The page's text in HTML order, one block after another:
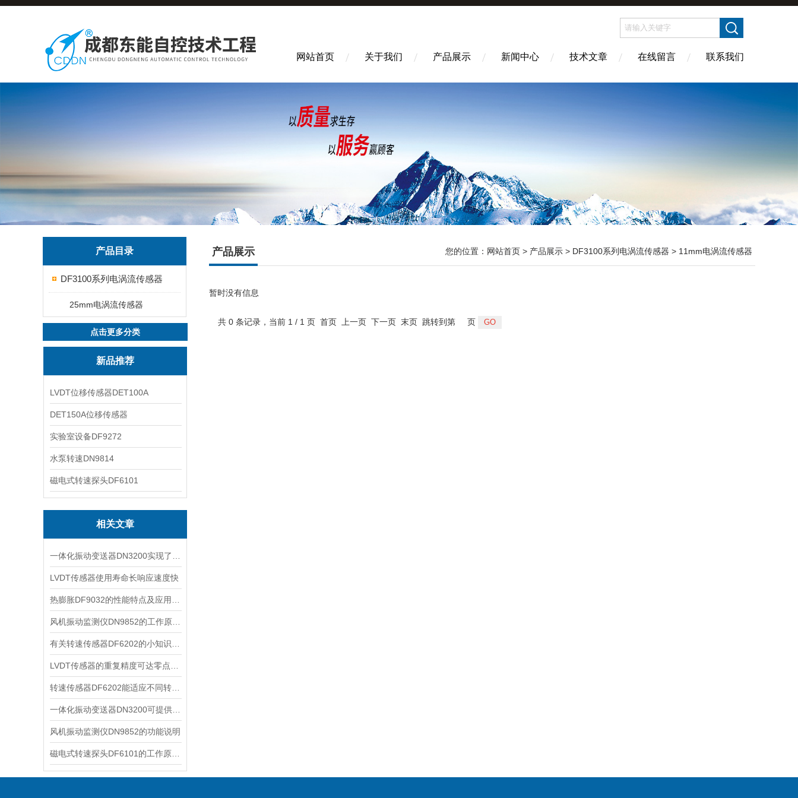
网站首页 关于我们 产品展示 新闻中心 技术文章 在线留言 联系我们
产品目录
DF3100系列电涡流传感器
25mm电涡流传感器
点击更多分类
新品推荐
LVDT位移传感器DET100A
DET150A位移传感器
实验室设备DF9272
水泵转速DN9814
磁电式转速探头DF6101
相关文章
LVDT传感器使用寿命长响应速度快
风机振动监测仪DN9852的功能说明
产品展示 您的位置： 网站首页 > 产品展示 > DF3100系列电涡流传感器 > 11mm电涡流传感器
暂时没有信息
共 0 条记录，当前 1 / 1 页 首页 上一页 下一页 末页 跳转到第 页